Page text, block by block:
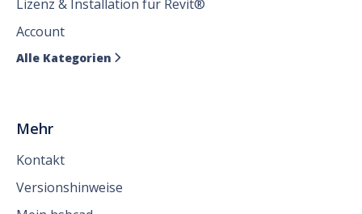
Lizenz & Installation für Revit®
Account
Alle Kategorien 
Mehr
Kontakt
Versionshinweise